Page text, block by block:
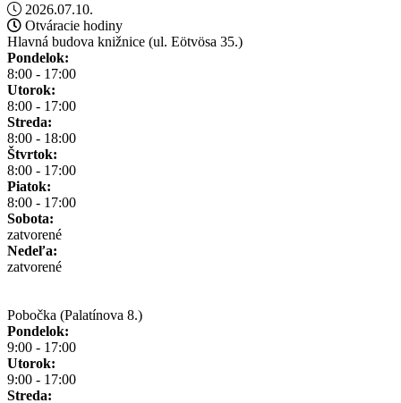
2026.07.10.
Otváracie hodiny
Hlavná budova knižnice (ul. Eötvösa 35.)
Pondelok:
8:00 - 17:00
Utorok:
8:00 - 17:00
Streda:
8:00 - 18:00
Štvrtok:
8:00 - 17:00
Piatok:
8:00 - 17:00
Sobota:
zatvorené
Nedeľa:
zatvorené
Pobočka (Palatínova 8.)
Pondelok:
9:00 - 17:00
Utorok:
9:00 - 17:00
Streda: